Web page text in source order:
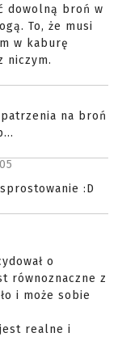
dowolną broń w
To, że musi
w kaburę
niczym.
na broń
:D
o
równoznaczne z
i może sobie
realne i